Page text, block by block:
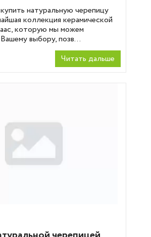
натуральную черепицу
коллекция керамической
которую мы можем
выбору, позв...
Читать дальше